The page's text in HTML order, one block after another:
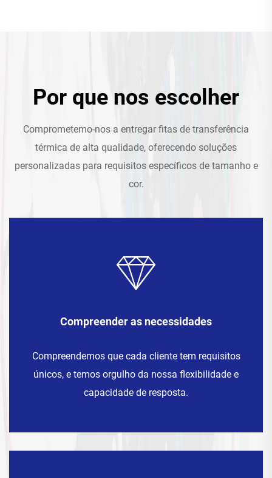
Por que nos escolher
Comprometemo-nos a entregar fitas de transferência
térmica de alta qualidade, oferecendo soluções
personalizadas para requisitos específicos de tamanho e
cor.
Compreender as necessidades
Compreendemos que cada cliente tem requisitos
únicos, e temos orgulho da nossa flexibilidade e
capacidade de resposta.